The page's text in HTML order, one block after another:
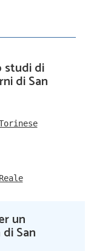
studi di
di San
un
San